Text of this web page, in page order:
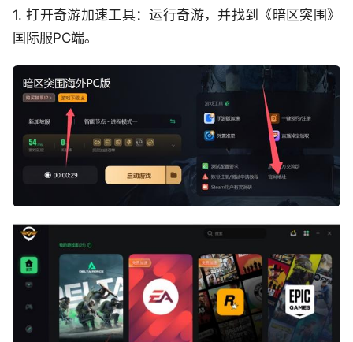
1. 打开奇游加速工具：运行奇游，并找到《暗区突围》
国际服PC端。